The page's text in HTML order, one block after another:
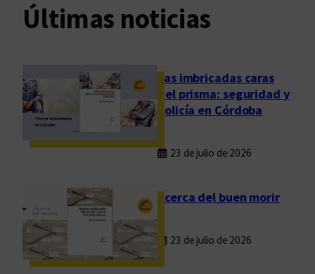
l
e
l
d
n
a
i
Últimas noticias
Las imbricadas caras
del prisma: seguridad y
policía en Córdoba
23 de julio de 2026
Acerca del buen morir
23 de julio de 2026